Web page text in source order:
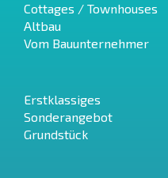
Cottages / Townhouses
Altbau
Vom Bauunternehmer
Erstklassiges
Sonderangebot
Grundstück